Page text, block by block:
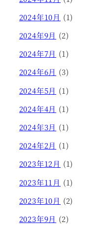
2024年10月 (1)
2024年9月 (2)
2024年7月 (1)
2024年6月 (3)
2024年5月 (1)
2024年4月 (1)
2024年3月 (1)
2024年2月 (1)
2023年12月 (1)
2023年11月 (1)
2023年10月 (2)
2023年9月 (2)